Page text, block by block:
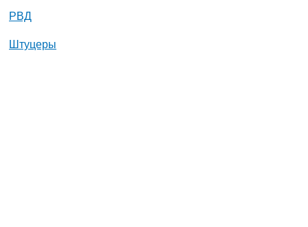
РВД
Штуцеры